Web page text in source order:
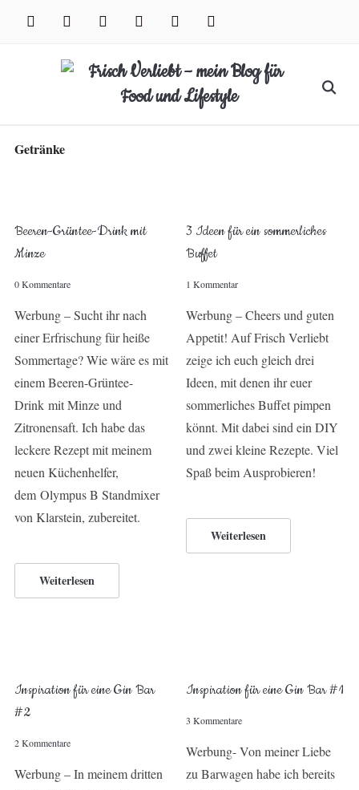
facebook instagram pinterest twitter xing youtube
Search
Getränke
Beeren-Grüntee-Drink mit
Minze
0 Kommentare
Werbung – Sucht ihr nach
einer Erfrischung für heiße
Sommertage? Wie wäre es mit
einem Beeren-Grüntee-
Drink mit Minze und
Zitronensaft. Ich habe das
leckere Rezept mit meinem
neuen Küchenhelfer,
dem Olympus B Standmixer
von Klarstein, zubereitet.
Weiterlesen
3 Ideen für ein sommerliches
Buffet
1 Kommentar
Werbung – Cheers und guten
Appetit! Auf Frisch Verliebt
zeige ich euch gleich drei
Ideen, mit denen ihr euer
sommerliches Buffet pimpen
könnt. Mit dabei sind ein DIY
und zwei kleine Rezepte. Viel
Spaß beim Ausprobieren!
Weiterlesen
Inspiration für eine Gin Bar
#2
2 Kommentare
Werbung – In meinem dritten
Inspiration für eine Gin Bar #1
3 Kommentare
Werbung- Von meiner Liebe
zu Barwagen habe ich bereits